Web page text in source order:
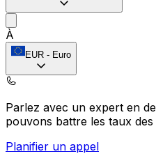
À
EUR - Euro
Parlez avec un expert en
pouvons battre les taux
Planifier un appel